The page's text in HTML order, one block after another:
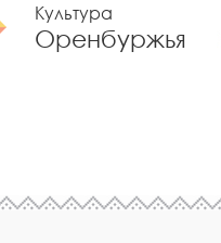
Культура
Оренбуржья